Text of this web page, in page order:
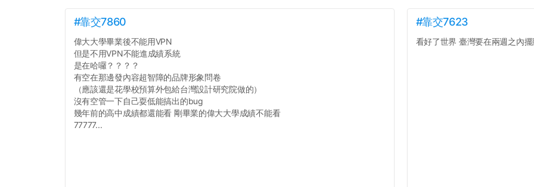
#靠交7860
偉大大學畢業後不能用VPN
但是不用VPN不能進成績系統
是在哈囉？？？？
有空在那邊發內容超智障的品牌形象問卷
（應該還是花學校預算外包給台灣設計研究院做的）
沒有空管一下自己耍低能搞出的bug
幾年前的高中成績都還能看 剛畢業的偉大大學成績不能看
77777...
#靠交7623
看好了世界 臺灣要在兩週之內